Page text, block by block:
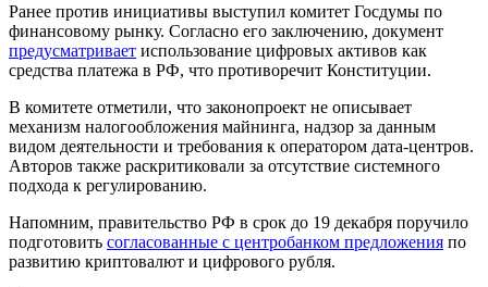
Ранее против инициативы выступил комитет Госдумы по
финансовому рынку. Согласно его заключению, документ
предусматривает использование цифровых активов как
средства платежа в РФ, что противоречит Конституции.
В комитете отметили, что законопроект не описывает
механизм налогообложения майнинга, надзор за данным
видом деятельности и требования к оператором дата-центров.
Авторов также раскритиковали за отсутствие системного
подхода к регулированию.
Напомним, правительство РФ в срок до 19 декабря поручило
подготовить согласованные с центробанком предложения по
развитию криптовалют и цифрового рубля.